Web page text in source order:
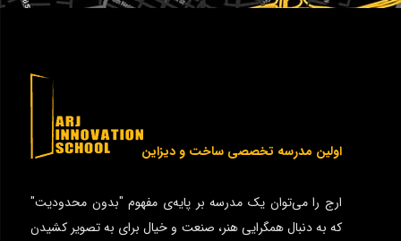
اولین مدرسه تخصصی ساخت و دیزاین
ارج را می‌توان یک مدرسه بر پایه‌ی مفهوم "بدون محدودیت"
که به دنبال همگرایی هنر، صنعت و خیال برای به تصویر کشیدن